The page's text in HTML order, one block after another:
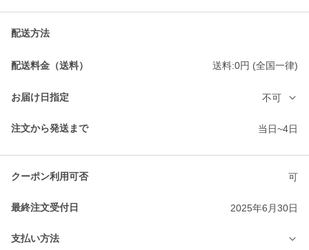
配送方法
配送料金（送料） 送料:0円 (全国一律)
お届け日指定 不可
注文から発送まで 当日~4日
クーポン利用可否 可
最終注文受付日 2025年6月30日
支払い方法